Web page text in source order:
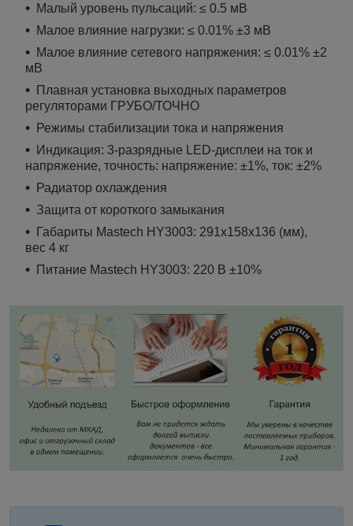
Малый уровень пульсаций: ≤ 0.5 мВ
Малое влияние нагрузки: ≤ 0.01% ±3 мВ
Малое влияние сетевого напряжения: ≤ 0.01% ±2
мВ
Плавная установка выходных параметров
регуляторами ГРУБО/ТОЧНО
Режимы стабилизации тока и напряжения
Индикация: 3-разрядные LED-дисплеи на ток и
напряжение, точность: напряжение: ±1%, ток: ±2%
Радиатор охлаждения
Защита от короткого замыкания
Габариты Mastech HY3003: 291х158х136 (мм),
вес 4 кг
Питание Mastech HY3003: 220 В ±10%